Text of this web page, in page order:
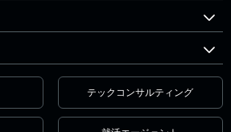
テックコンサルティング